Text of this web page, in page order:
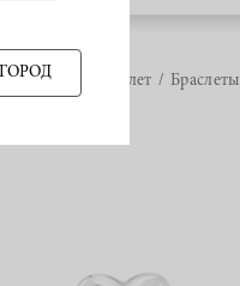
страница Браслет